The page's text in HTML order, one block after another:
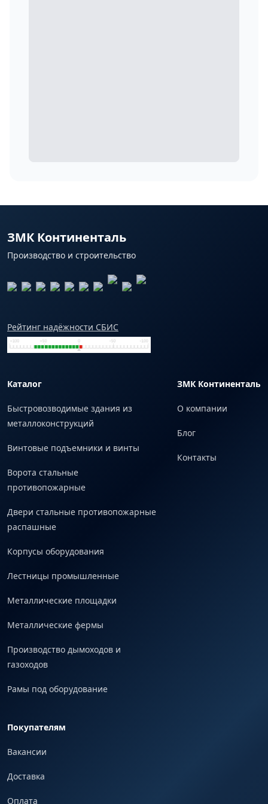
ЗМК Континенталь
Производство и строительство
Рейтинг надёжности СБИС
Каталог
Быстровозводимые здания из
металлоконструкций
Винтовые подъемники и винты
Ворота стальные
противопожарные
Двери стальные противопожарные
распашные
Корпусы оборудования
Лестницы промышленные
Металлические площадки
Металлические фермы
Производство дымоходов и
газоходов
Рамы под оборудование
ЗМК Континенталь
О компании
Блог
Контакты
Покупателям
Вакансии
Доставка
Оплата